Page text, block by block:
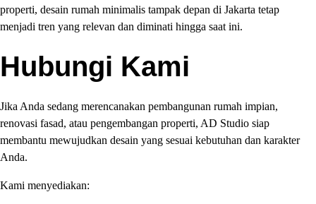
properti, desain rumah minimalis tampak depan di Jakarta tetap
menjadi tren yang relevan dan diminati hingga saat ini.
Hubungi Kami
Jika Anda sedang merencanakan pembangunan rumah impian,
renovasi fasad, atau pengembangan properti, AD Studio siap
membantu mewujudkan desain yang sesuai kebutuhan dan karakter
Anda.
Kami menyediakan: